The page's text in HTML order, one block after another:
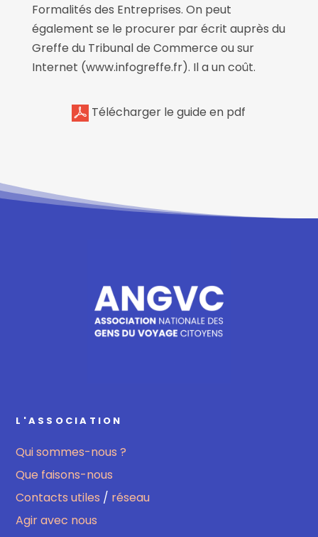
Formalités des Entreprises. On peut
également se le procurer par écrit auprès du
Greffe du Tribunal de Commerce ou sur
Internet (www.infogreffe.fr). Il a un coût.
Télécharger le guide en pdf
L'ASSOCIATION
Qui sommes-nous ?
Que faisons-nous
Contacts utiles / réseau
Agir avec nous